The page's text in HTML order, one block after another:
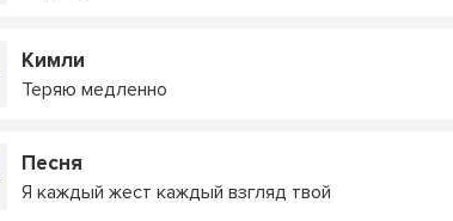
Кимли
Теряю медленно
Песня
Я каждый жест каждый взгляд твой